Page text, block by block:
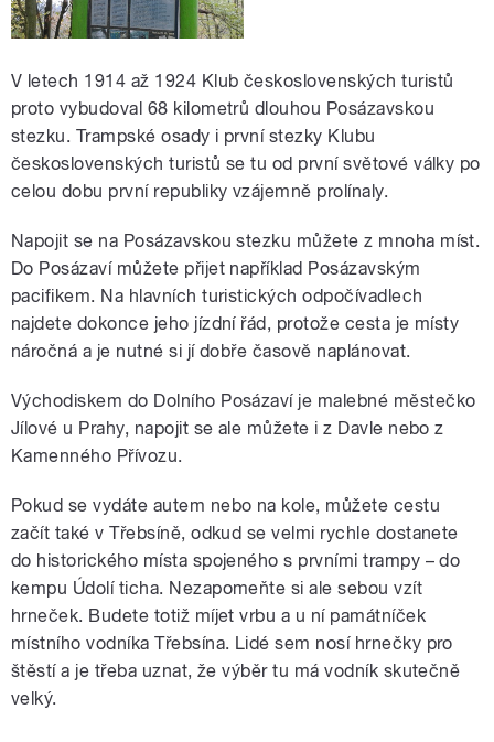
V letech 1914 až 1924 Klub československých turistů
proto vybudoval 68 kilometrů dlouhou Posázavskou
stezku. Trampské osady i první stezky Klubu
československých turistů se tu od první světové války po
celou dobu první republiky vzájemně prolínaly.
Napojit se na Posázavskou stezku můžete z mnoha míst.
Do Posázaví můžete přijet například Posázavským
pacifikem. Na hlavních turistických odpočívadlech
najdete dokonce jeho jízdní řád, protože cesta je místy
náročná a je nutné si jí dobře časově naplánovat.
Východiskem do Dolního Posázaví je malebné městečko
Jílové u Prahy, napojit se ale můžete i z Davle nebo z
Kamenného Přívozu.
Pokud se vydáte autem nebo na kole, můžete cestu
začít také v Třebsíně, odkud se velmi rychle dostanete
do historického místa spojeného s prvními trampy – do
kempu Údolí ticha. Nezapomeňte si ale sebou vzít
hrneček. Budete totiž míjet vrbu a u ní památníček
místního vodníka Třebsína. Lidé sem nosí hrnečky pro
štěstí a je třeba uznat, že výběr tu má vodník skutečně
velký.